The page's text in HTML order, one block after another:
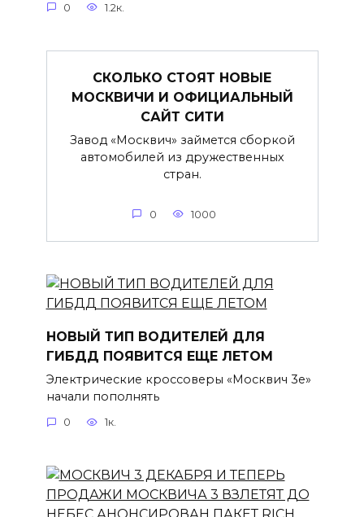
0 1.2к.
СКОЛЬКО СТОЯТ НОВЫЕ
МОСКВИЧИ И ОФИЦИАЛЬНЫЙ
САЙТ СИТИ
Завод «Москвич» займется сборкой
автомобилей из дружественных
стран.
0 1000
НОВЫЙ ТИП ВОДИТЕЛЕЙ ДЛЯ
ГИБДД ПОЯВИТСЯ ЕЩЕ ЛЕТОМ
Электрические кроссоверы «Москвич 3е»
начали пополнять
0 1к.